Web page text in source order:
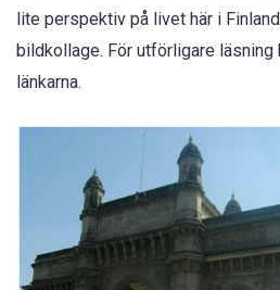
lite perspektiv på livet här i
bildkollage. För utförligare läsning
länkarna.